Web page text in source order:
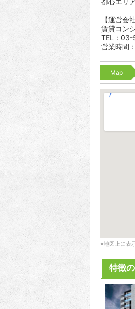
【運営会
賃貸コン
TEL：
営業時間
Map
※地図上に表
特徴